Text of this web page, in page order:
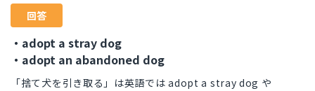
回答
・adopt a stray dog
・adopt an abandoned dog
「捨て犬を引き取る」は英語では adopt a stray dog や